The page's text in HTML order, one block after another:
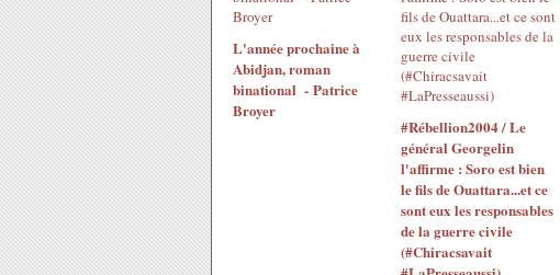
L'année prochaine à
Abidjan, roman
binational - Patrice
Broyer
#Rébellion2004 / Le
général Georgelin
l'affirme : Soro est bien
le fils de Ouattara...et ce
sont eux les responsables
de la guerre civile
(#Chiracsavait